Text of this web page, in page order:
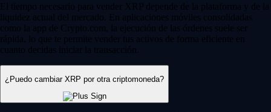
El tiempo necesario para vender XRP depende de la plataforma y de la
liquidez actual del mercado. En aplicaciones móviles consolidadas
como la app de Crypto.com, la ejecución de las órdenes suele ser
rápida, lo que te permite vender tus activos de forma eficiente en
cuanto decidas iniciar la transacción.
¿Puedo cambiar XRP por otra criptomoneda?